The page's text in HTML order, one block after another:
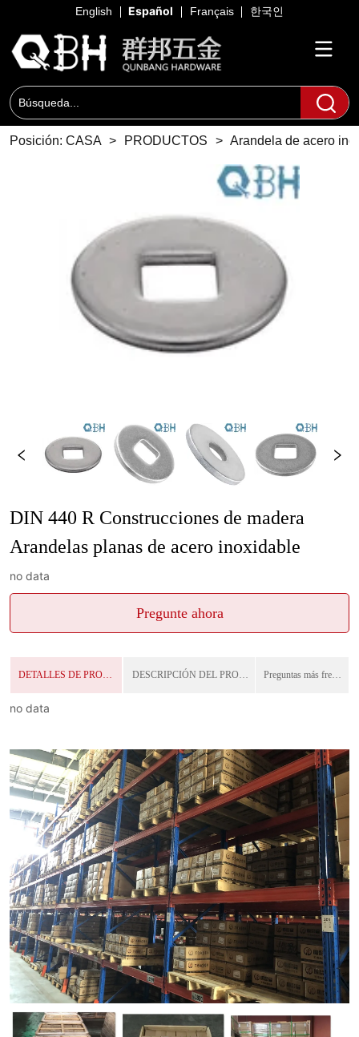
English Español Français 한국인
Posición: CASA > PRODUCTOS > Arandela de acero
DIN 440 R Construcciones de madera
Arandelas planas de acero inoxidable
no data
Pregunte ahora
DETALLES DE PRODUCTO DESCRIPCIÓN DEL PRODUCTO Preguntas más frecuentes
no data